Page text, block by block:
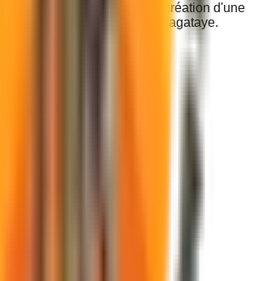
festival finance en retour la création d'une
populations locales du Bagataye.